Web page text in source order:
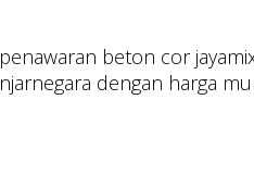
beton cor
dengan harga